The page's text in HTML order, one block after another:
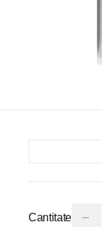
Cantitate −